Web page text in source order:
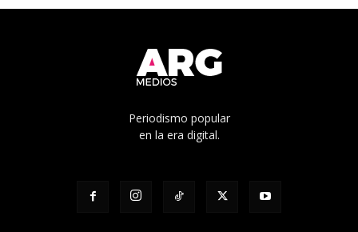
Periodismo popular
en la era digital.